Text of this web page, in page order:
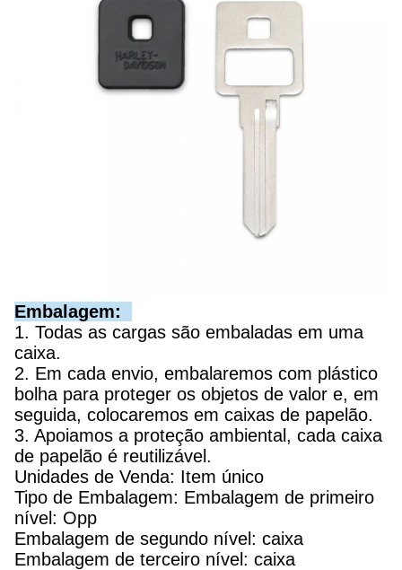
Embalagem:
1. Todas as cargas são embaladas em uma
caixa.
2. Em cada envio, embalaremos com plástico
bolha para proteger os objetos de valor e, em
seguida, colocaremos em caixas de papelão.
3. Apoiamos a proteção ambiental, cada caixa
de papelão é reutilizável.
Unidades de Venda: Item único
Tipo de Embalagem: Embalagem de primeiro
nível: Opp
Embalagem de segundo nível: caixa
Embalagem de terceiro nível: caixa